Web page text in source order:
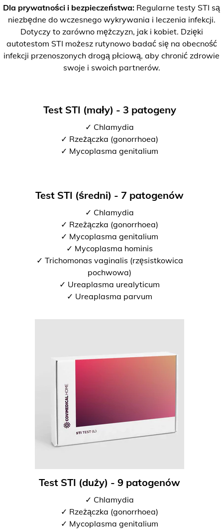
Dla prywatności i bezpieczeństwa: Regularne testy STI są
niezbędne do wczesnego wykrywania i leczenia infekcji.
Dotyczy to zarówno mężczyzn, jak i kobiet. Dzięki
autotestom STI możesz rutynowo badać się na obecność
infekcji przenoszonych drogą płciową, aby chronić zdrowie
swoje i swoich partnerów.
Test STI (mały) - 3 patogeny
✓ Chlamydia
✓ Rzeżączka (gonorrhoea)
✓ Mycoplasma genitalium
Test STI (średni) - 7 patogenów
✓ Chlamydia
✓ Rzeżączka (gonorrhoea)
✓ Mycoplasma genitalium
✓ Mycoplasma hominis
✓ Trichomonas vaginalis (rzęsistkowica
pochwowa)
✓ Ureaplasma urealyticum
✓ Ureaplasma parvum
Test STI (duży) - 9 patogenów
✓ Chlamydia
✓ Rzeżączka (gonorrhoea)
✓ Mycoplasma genitalium